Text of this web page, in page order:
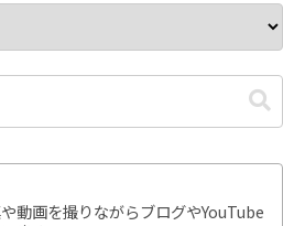
動画を撮りながらブログやYouTube